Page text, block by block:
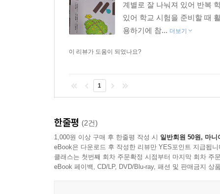
계별로 잘 나눠져 있어 반복
있어 학교 시험을 준비할 때
용하기에 참... 더보기
이 리뷰가 도움이 되었나요?
1
한줄평 (2건)
1,000원 이상 구매 후 한줄평 작성 시 일반회원 50원, 마니
eBook은 다운로드 후 작성한 리뷰만 YES포인트 지급됩니
클래스는 첫번째 회차 주문확정 시점부터 마지막 회차 주
eBook 페이백, CD/LP, DVD/Blu-ray, 패션 및 판매금지 상